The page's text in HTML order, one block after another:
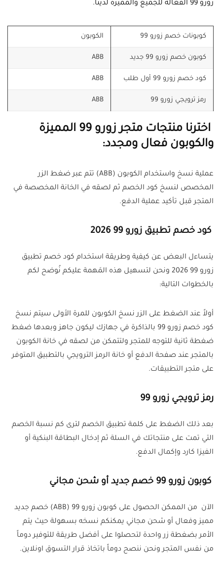
زورو 99 الفعالة للجميع والمميزة لدينا.
كوبونات خصم زورو 99 الكوبون
كوبون خصم زورو 99 جديد ABB
كود خصم زورو 99 أول طلب ABB
رمز ترويجي زورو 99 ABB
اخترنا منتجات متجر زورو 99 المميزة
والكوبون فعال ومجدد:
عملية نسخ واستخدام الكوبون (ABB) تتم عبر ضغط الزر
المخصص لنسخ كود الخصم ثم لصقه في الخانة المخصصة في
المتجر قبل تأكيد عملية الدفع.
كود خصم تطبيق زورو 99 2026
يتساءل البعض عن كيفية وطريقة استخدام كود خصم تطبيق
زورو 99 2026 ونحن لتسهيل هذه المَهمة عليكم نُوضح لكم
بالخطوات التالية:
أولاً عند الضغط على الزر نسخ الكوبون للمرة الأولى سيتم نسخ
كود خصم زورو 99 بالذاكرة في جهازك ليكون جاهز وبعدها ضغط
ضغطة ثانية للتوجه للمتجر ولتتمكن من لصقه في خانة الكوبون
بالمتجر عند صفحة الدفع أو خانة الرمز الترويجي بالتطبيق المتوفر
على متجر التطبيقات.
رمز ترويجي زورو 99
بعد ذلك الضغط على كلمة تطبيق الخصم لترى كم نسبة الخصم
التي تمت على منتجاتك في السلة ثم إدخال البطاقة البنكية أو
الفيزا كارد وإكمال الدفع.
كوبون زورو 99 خصم جديد أو شحن مجاني
الآن من الممكن الحصول على كوبون زورو 99 (ABB) خصم جديد
مميز وفعال أو شحن مجاني يمكنكم نسخه بسهولة حيث يتم
الأمر بضغطة زر واحدة لتحصلوا على أفضل طريقة للتوفير دوماً
من نفس المتجر ونحن ننصح دوماً باتخاذ قرار التسوق اونلاين.